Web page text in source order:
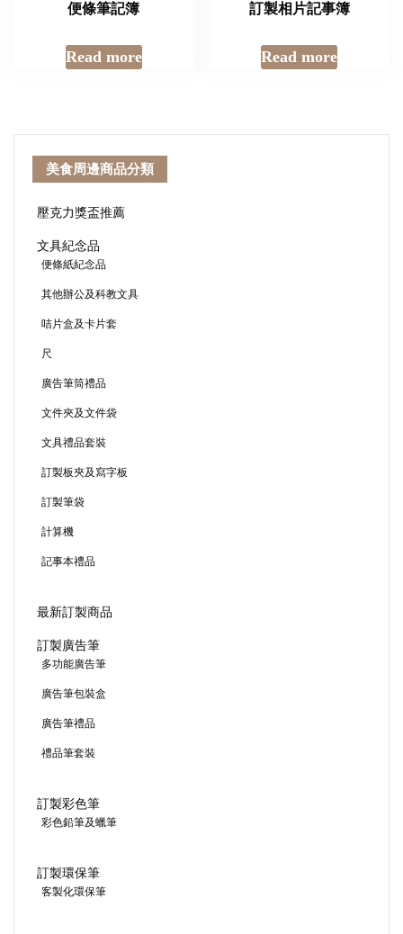
便條筆記簿
Read more
訂製相片記事簿
Read more
美食周邊商品分類
壓克力獎盃推薦
文具紀念品
便條紙紀念品
其他辦公及科教文具
咭片盒及卡片套
尺
廣告筆筒禮品
文件夾及文件袋
文具禮品套裝
訂製板夾及寫字板
訂製筆袋
計算機
記事本禮品
最新訂製商品
訂製廣告筆
多功能廣告筆
廣告筆包裝盒
廣告筆禮品
禮品筆套裝
訂製彩色筆
彩色鉛筆及蠟筆
訂製環保筆
客製化環保筆